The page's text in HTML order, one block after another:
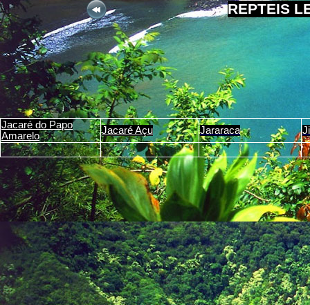
REPTEIS
Jacaré do Papo
Amarelo
Jacaré Açu Jararaca